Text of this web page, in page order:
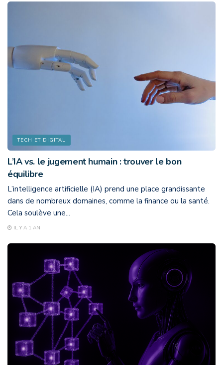
TECH ET DIGITAL
L’IA vs. le jugement humain : trouver le bon
équilibre
L’intelligence artificielle (IA) prend une place grandissante
dans de nombreux domaines, comme la finance ou la santé.
Cela soulève une...
IL Y A 1 AN